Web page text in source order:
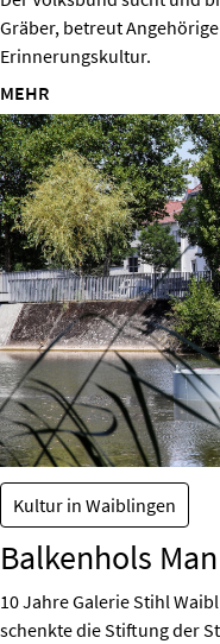
Gräber, betreut
Erinnerungskultur.
MEHR
Kultur in Waiblingen
Balkenhols
10 Jahre Galerie Stihl
schenkte die Stiftung der